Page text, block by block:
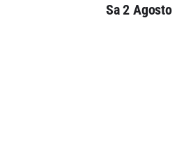
Sa 2 Agosto